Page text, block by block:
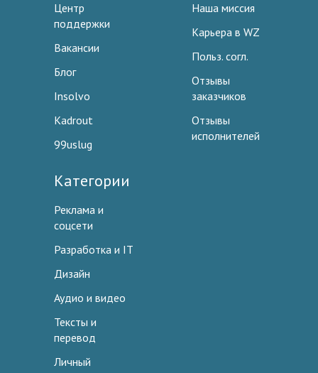
Центр
поддержки
Вакансии
Блог
Insolvo
Kadrout
99uslug
Наша миссия
Карьера в WZ
Польз. согл.
Отзывы
заказчиков
Отзывы
исполнителей
Категории
Реклама и
соцсети
Разработка и IT
Дизайн
Аудио и видео
Тексты и
перевод
Личный